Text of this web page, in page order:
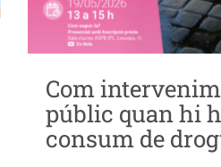
Com intervenim
públic quan hi
consum de